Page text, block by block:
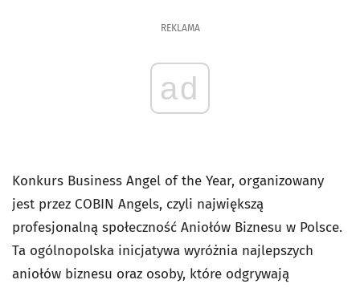
REKLAMA
ad
Konkurs Business Angel of the Year, organizowany
jest przez COBIN Angels, czyli największą
profesjonalną społeczność Aniołów Biznesu w Polsce.
Ta ogólnopolska inicjatywa wyróżnia najlepszych
aniołów biznesu oraz osoby, które odgrywają